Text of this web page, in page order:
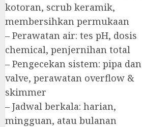
kotoran, scrub keramik,
membersihkan permukaan
– Perawatan air: tes pH, dosis
chemical, penjernihan total
– Pengecekan sistem: pipa dan
valve, perawatan overflow &
skimmer
– Jadwal berkala: harian,
mingguan, atau bulanan